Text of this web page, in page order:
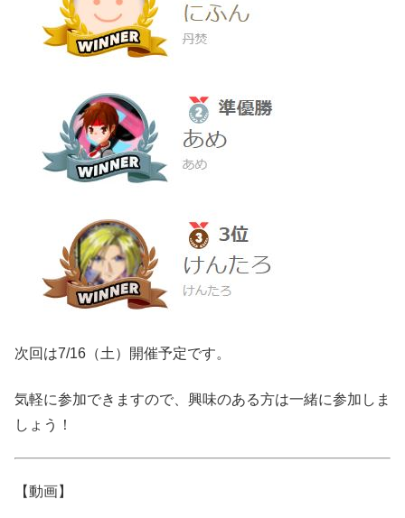
次回は7/16（土）開催予定です。
気軽に参加できますので、興味のある方は一緒に参加しま
しょう！
【動画】